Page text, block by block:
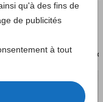
qu'à des fins de
de publicités
à tout